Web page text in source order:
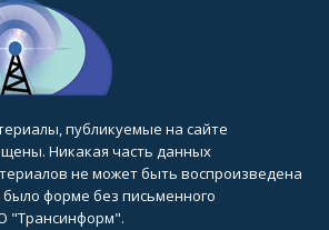
публикуемые на сайте
Никакая часть данных
не может быть воспроизведена
форме без письменного
"Трансинформ".